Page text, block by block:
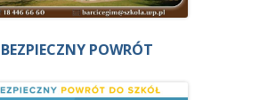
BEZPIECZNY POWRÓT